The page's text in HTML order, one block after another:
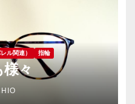
ル関連） 指輪
様々